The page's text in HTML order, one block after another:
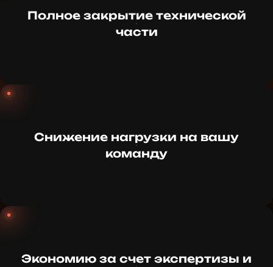
Полное закрытие технической
части
Снижение нагрузки на вашу
команду
Экономию за счет экспертизы и